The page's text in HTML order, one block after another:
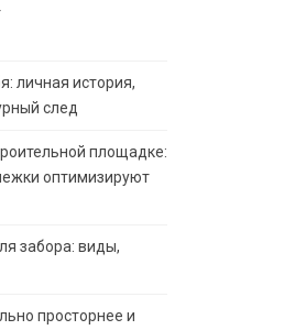
личная история,
след
площадке:
оптимизируют
забора: виды,
просторнее и